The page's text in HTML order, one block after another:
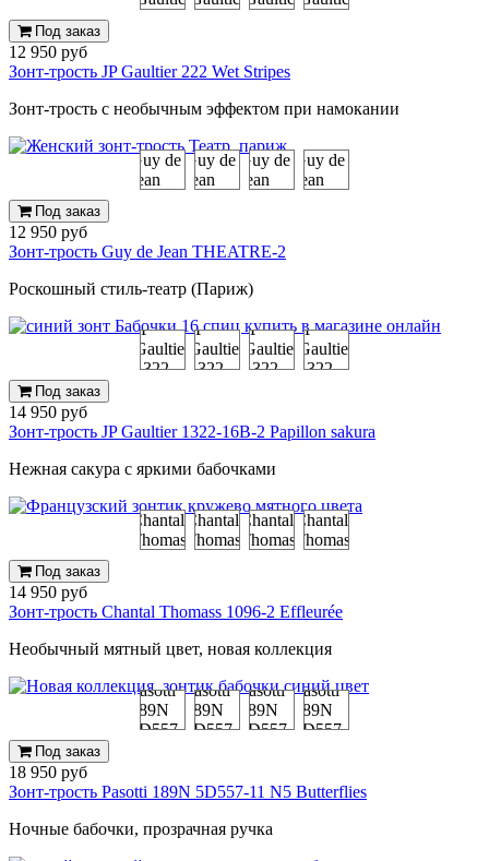
Под заказ
12 950 руб
Зонт-трость JP Gaultier 222 Wet Stripes
Зонт-трость с необычным эффектом при намокании
Под заказ
12 950 руб
Зонт-трость Guy de Jean THEATRE-2
Роскошный стиль-театр (Париж)
Под заказ
14 950 руб
Зонт-трость JP Gaultier 1322-16B-2 Papillon sakura
Нежная сакура с яркими бабочками
Под заказ
14 950 руб
Зонт-трость Chantal Thomass 1096-2 Effleurée
Необычный мятный цвет, новая коллекция
Под заказ
18 950 руб
Зонт-трость Pasotti 189N 5D557-11 N5 Butterflies
Ночные бабочки, прозрачная ручка